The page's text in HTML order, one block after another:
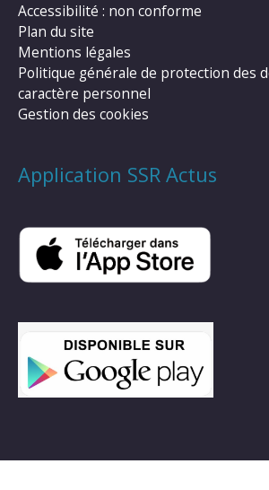
Accessibilité : non conforme
Plan du site
Mentions légales
Politique générale de protection des
caractère personnel
Gestion des cookies
Application SSR Actus